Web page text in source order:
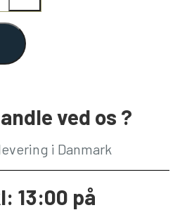
ved os ?
i Danmark
13:00 på